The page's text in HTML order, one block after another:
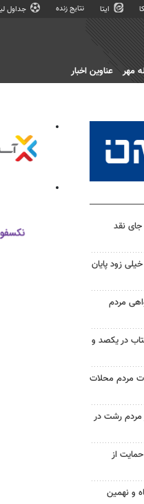
ایتا نتایج زنده جداول
مهر عناوین اخبار
نقد
زود پایان
مردم
در یکصد و
مردم محلات
مردم رشت در
از
و نهمین